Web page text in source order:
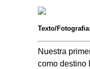
Texto/
Nuestra
como destino